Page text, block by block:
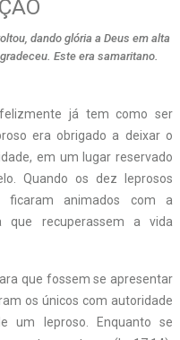
dando glória a Deus em alta
Este era samaritano.
já tem como ser
era obrigado a deixar o
em um lugar reservado
Quando os dez leprosos
ficaram animados com a
que recuperassem a vida
que fossem se apresentar
os únicos com autoridade
um leproso. Enquanto se